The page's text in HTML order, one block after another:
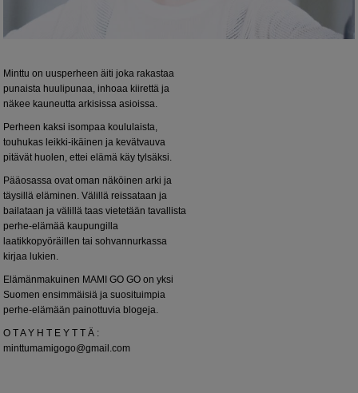
Minttu on uusperheen äiti joka rakastaa
punaista huulipunaa, inhoaa kiirettä ja
näkee kauneutta arkisissa asioissa.
Perheen kaksi isompaa koululaista,
touhukas leikki-ikäinen ja kevätvauva
pitävät huolen, ettei elämä käy tylsäksi.
Pääosassa ovat oman näköinen arki ja
täysillä eläminen. Välillä reissataan ja
bailataan ja välillä taas vietetään tavallista
perhe-elämää kaupungilla
laatikkopyöräillen tai sohvannurkassa
kirjaa lukien.
Elämänmakuinen MAMI GO GO on yksi
Suomen ensimmäisiä ja suosituimpia
perhe-elämään painottuvia blogeja.
O T A Y H T E Y T T Ä :
minttumamigogo@gmail.com